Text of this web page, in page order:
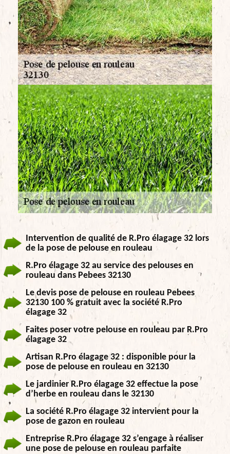
Intervention de qualité de R.Pro élagage 32 lors
de la pose de pelouse en rouleau
R.Pro élagage 32 au service des pelouses en
rouleau dans Pebees 32130
Le devis pose de pelouse en rouleau Pebees
32130 100 % gratuit avec la société R.Pro
élagage 32
Faites poser votre pelouse en rouleau par R.Pro
élagage 32
Artisan R.Pro élagage 32 : disponible pour la
pose de pelouse en rouleau en 32130
Le jardinier R.Pro élagage 32 effectue la pose
d’herbe en rouleau dans le 32130
La société R.Pro élagage 32 intervient pour la
pose de gazon en rouleau
Entreprise R.Pro élagage 32 s’engage à réaliser
une pose de pelouse en rouleau parfaite